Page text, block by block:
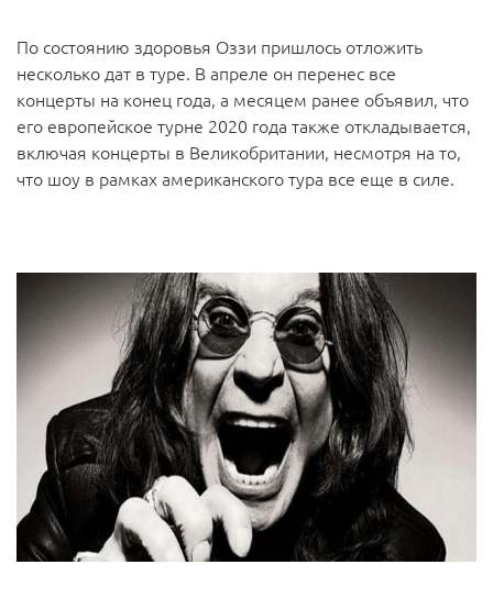
По состоянию здоровья Оззи пришлось отложить
несколько дат в туре. В апреле он перенес все
концерты на конец года, а месяцем ранее объявил, что
его европейское турне 2020 года также откладывается,
включая концерты в Великобритании, несмотря на то,
что шоу в рамках американского тура все еще в силе.